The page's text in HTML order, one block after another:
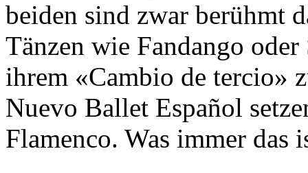
beiden sind zwar berühmt
Tänzen wie Fandango
ihrem «Cambio de tercio»
Nue­vo Ballet Español
Flamenco. Was immer das